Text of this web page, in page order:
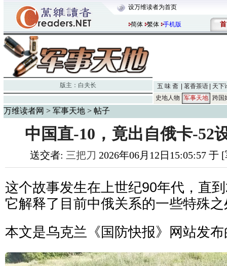
设万维读者为首页
简体 繁体 手机版 首
版主： 白夫长 五 味 斋 茗香茶语
天下
史地人物
军事天地 跨国
万维读者网 > 军事天地 > 帖子
中国直-10，竟出自俄卡-52
送交者: 三把刀 2026年06月12日15:05:57 于
这个故事发生在上世纪90年代，直
它解释了目前中俄关系的一些特殊
本文是乌克兰《国防快报》网站发